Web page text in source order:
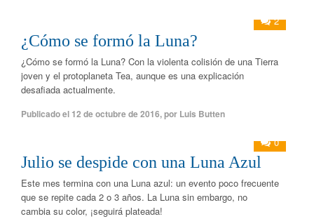
2
¿Cómo se formó la Luna?
¿Cómo se formó la Luna? Con la violenta colisión de una Tierra
joven y el protoplaneta Tea, aunque es una explicación
desafiada actualmente.
Publicado el 12 de octubre de 2016,por Luis Butten
0
Julio se despide con una Luna Azul
Este mes termina con una Luna azul: un evento poco frecuente
que se repite cada 2 o 3 años. La Luna sin embargo, no
cambia su color, ¡seguirá plateada!